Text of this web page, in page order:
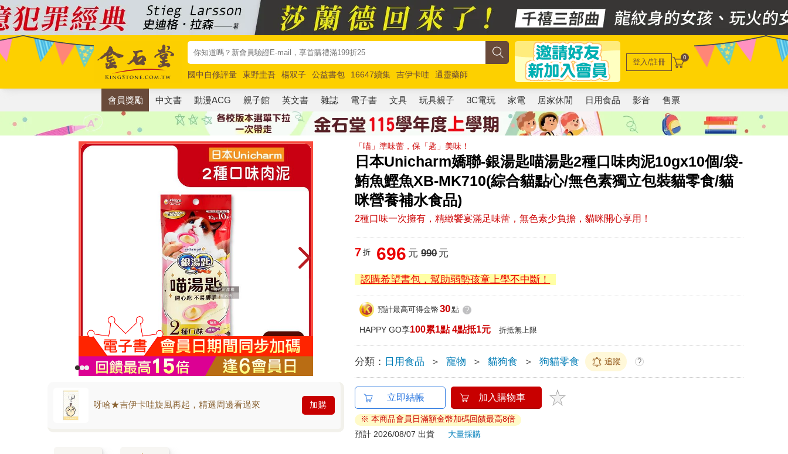
國中自修評量 東野圭吾 楊双子 公益書包 16647續集 吉伊卡哇
通靈藥師
唯紅花綻放
奧德賽 路邊攤新作 馬斯克 玩具總動員5 超慢跑
登入/註冊 0
會員獎勵 中文書 動漫ACG 親子館 英文書 雜誌 電子書 文具 玩具親子 3C電玩 家電 居家休閒 日用食品 影音 售票
「喵」準味蕾，保「匙」美味！
日本Unicharm嬌聯-銀湯匙喵湯匙2種口味肉泥10gx10個/袋-
鮪魚鰹魚XB-MK710(綜合貓點心/無色素獨立包裝貓零食/貓
咪營養補水食品)
2種口味一次擁有，精緻饗宴滿足味蕾，無色素少負擔，貓咪開心享用！
呀哈★吉伊卡哇旋風再起，精選周邊看過來 加購
7 折 696 元 990元
認購希望書包，幫助弱勢孩童上學不中斷！
預計最高可得金幣 30點 ?
HAPPY GO享100累1點 4點抵1元 折抵無上限
分類： 日用食品 ＞ 寵物 ＞ 貓狗食 ＞ 狗貓零食 追蹤 ?
立即結帳 加入購物車
※ 本商品會員日滿額金幣加碼回饋最高8倍
預計 2026/08/07 出貨
大量採購